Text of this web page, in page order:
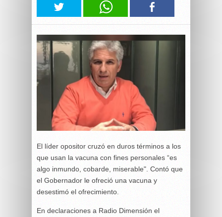
El líder opositor cruzó en duros términos a los
que usan la vacuna con fines personales “es
algo inmundo, cobarde, miserable". Contó que
el Gobernador le ofreció una vacuna y
desestimó el ofrecimiento.
En declaraciones a Radio Dimensión el